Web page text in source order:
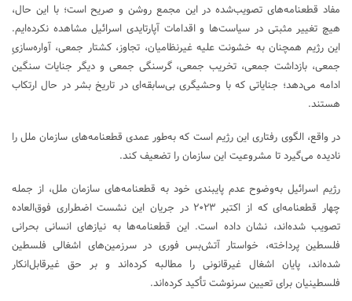
مفاد قطعنامه‌های تصویب‌شده در این مجمع روشن و صریح است؛ با این حال،
هیچ تغییر مثبتی در سیاست‌ها و اقدامات آپارتایدی اسرائیل مشاهده نکرده‌ایم.
این رژیم همچنان به خشونت علیه غیرنظامیان، تجاوز، کشتار جمعی، آواره‌سازیِ
جمعی، بازداشت جمعی، تخریب جمعی، گرسنگی جمعی و دیگر جنایات سنگین
ادامه می‌دهد؛ جنایاتی که با وحشیگری بی‌سابقه‌ای در تاریخ بشر در حال ارتکاب
هستند.
در واقع، الگوی رفتاری این رژیم است که به‌طور عمدی قطعنامه‌های سازمان ملل را
نادیده می‌گیرد تا مشروعیت این سازمان را تضعیف کند.
رژیم اسرائیل به‌وضوح عدم پایبندی خود به قطعنامه‌های سازمان ملل، از جمله
چهار قطعنامه‌ای که از اکتبر ۲۰۲۳ در جریان این نشست اضطراری فوق‌العاده
تصویب شده‌اند، نشان داده است. این قطعنامه‌ها به نیازهای انسانی بحرانی
فلسطین پرداخته، خواستار آتش‌بس فوری در سرزمین‌های اشغالی فلسطین
شده‌اند، پایان اشغال غیرقانونی را مطالبه کرده‌اند و بر حق غیرقابل‌انکار
فلسطینیان برای تعیین سرنوشت تأکید کرده‌اند.